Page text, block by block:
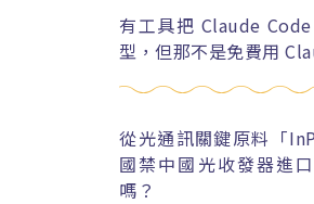
有工具把 Claude
型，但那不是免費用
從光通訊關鍵原料「
國禁中國光收發器進
嗎？